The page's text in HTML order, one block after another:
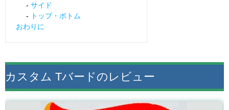
サイド
トップ・ボトム
おわりに
カスタム Tバードのレビュー